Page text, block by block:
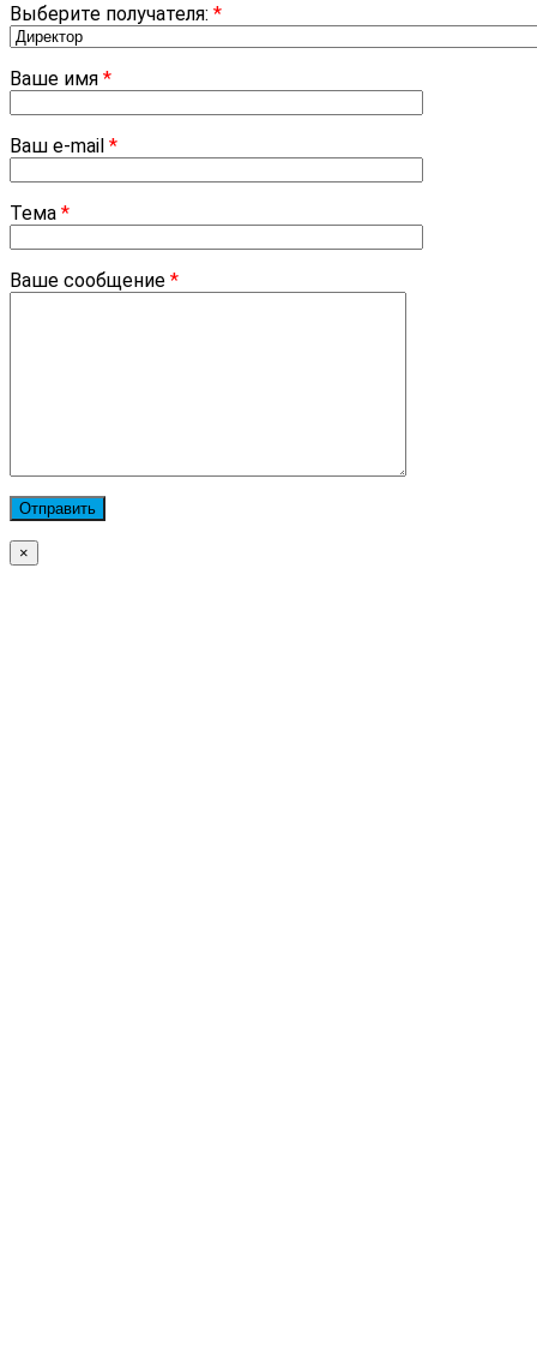
Выберите получателя: *
Ваше имя *
Ваш e-mail *
Тема *
Ваше сообщение *
×